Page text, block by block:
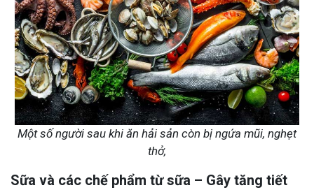
Một số người sau khi ăn hải sản còn bị ngứa mũi, nghẹt
thở,
Sữa và các chế phẩm từ sữa – Gây tăng tiết